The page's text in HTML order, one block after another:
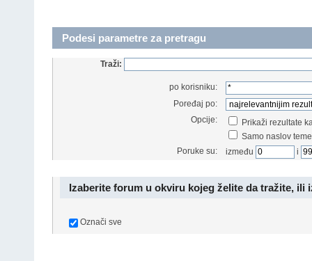
Podesi parametre za pretragu
Traži:
po korisniku:
Poređaj po:
Opcije:
Prikaži rezultate
Samo naslov teme
Poruke su:
između i
Izaberite forum u okviru kojeg želite da tražite, ili
Označi sve